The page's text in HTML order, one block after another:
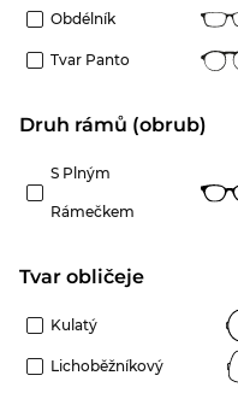
Obdélník
Tvar Panto
Druh rámů (obrub)
S Plným
Rámečkem
tvar obličeje
Kulatý
Lichoběžníkový